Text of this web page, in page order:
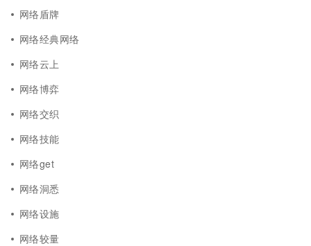
网络盾牌
网络经典网络
网络云上
网络博弈
网络交织
网络技能
网络get
网络洞悉
网络设施
网络较量